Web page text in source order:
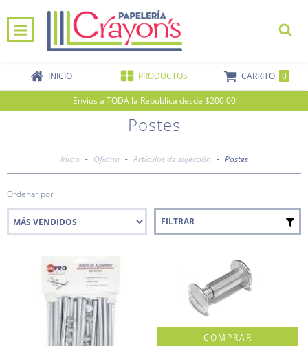
INICIO PRODUCTOS CARRITO 0
Envios a TODA la Republica desde $200.00
Postes
Inicio - Oficina - Artículos de sujección - Postes
Ordenar por
FILTRAR